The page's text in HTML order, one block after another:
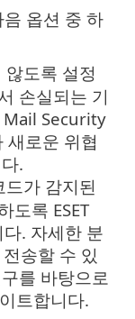
옵션 중 하
도록 설정
손실되는 기
Mail Security
새로운 위협
.
가 감지된
도록 ESET
. 자세한 분
송할 수 있
를 바탕으로
트합니다.